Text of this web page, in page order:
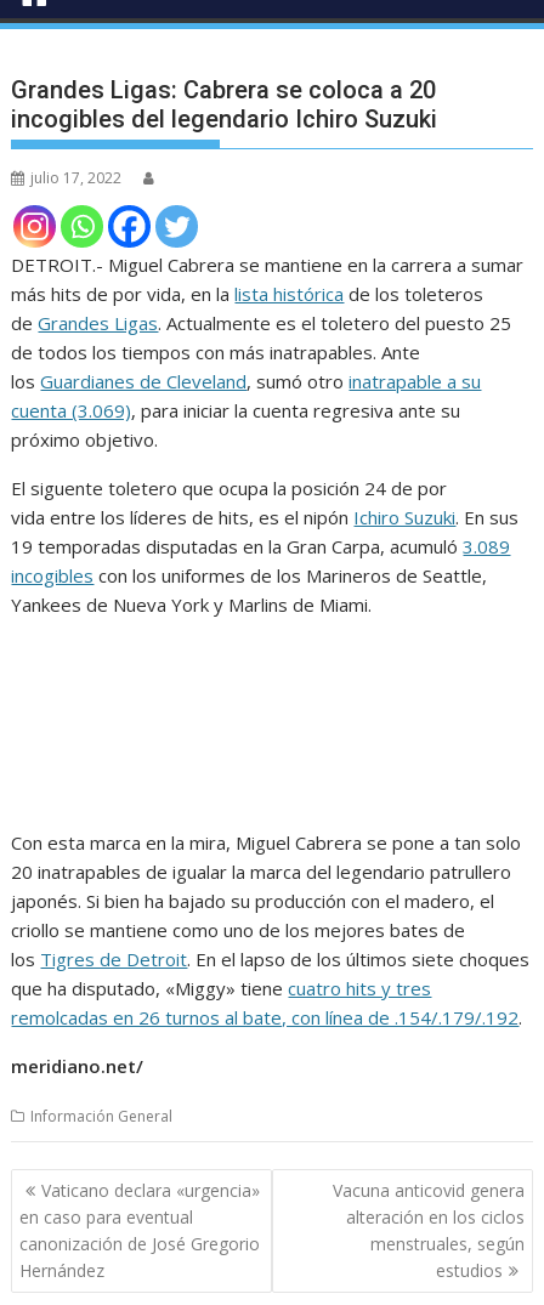
Grandes Ligas: Cabrera se coloca a 20
incogibles del legendario Ichiro Suzuki
julio 17, 2022
DETROIT.- Miguel Cabrera se mantiene en la carrera a sumar
más hits de por vida, en lalista histórica de los toleteros
deGrandes Ligas. Actualmente es el toletero del puesto 25
de todos los tiempos con más inatrapables. Ante
losGuardianes de Cleveland, sumó otroinatrapable a su
cuenta (3.069), para iniciar la cuenta regresiva ante su
próximo objetivo.
El siguente toletero que ocupa la posición 24 de por
vida entre los líderes de hits, es el nipón Ichiro Suzuki. En sus
19 temporadas disputadas en la Gran Carpa, acumuló3.089
incogibles con los uniformes de los Marineros de Seattle,
Yankees de Nueva York y Marlins de Miami.
Con esta marca en la mira, Miguel Cabrera se pone a tan solo
20 inatrapables de igualar la marca del legendario patrullero
japonés. Si bien ha bajado su producción con el madero, el
criollo se mantiene como uno de los mejores bates de
los Tigres de Detroit. En el lapso de los últimos siete choques
que ha disputado, «Miggy» tienecuatro hits y tres
remolcadas en 26 turnos al bate, con línea de .154/.179/.192.
meridiano.net/
Información General
Navegación
de
entradas
Vaticano declara «urgencia»
en caso para eventual
canonización de José Gregorio
Hernández
Vacuna anticovid genera
alteración en los ciclos
menstruales, según
estudios